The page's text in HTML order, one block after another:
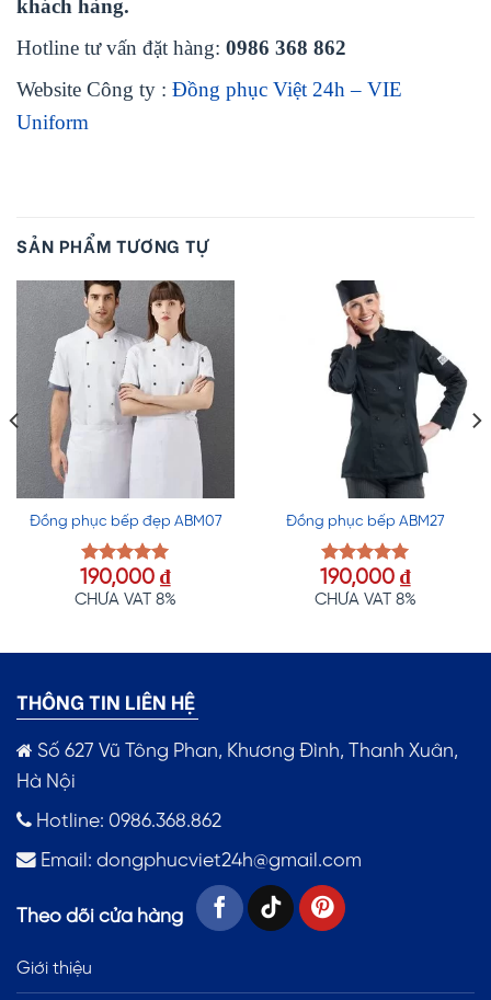
khách hàng.
Hotline tư vấn đặt hàng: 0986 368 862
Website Công ty : Đồng phục Việt 24h – VIE
Uniform
SẢN PHẨM TƯƠNG TỰ
Đồng phục bếp đẹp ABM07
Được xếp
hạng5.00
190,000 ₫
CHƯA VAT 8%
Đồng phục bếp ABM27
Được xếp
hạng5.00
190,000 ₫
CHƯA VAT 8%
THÔNG TIN LIÊN HỆ
Số 627 Vũ Tông Phan, Khương Đình, Thanh Xuân,
Hà Nội
Hotline: 0986.368.862
Email: dongphucviet24h@gmail.com
Theo dõi cửa hàng
Giới thiệu